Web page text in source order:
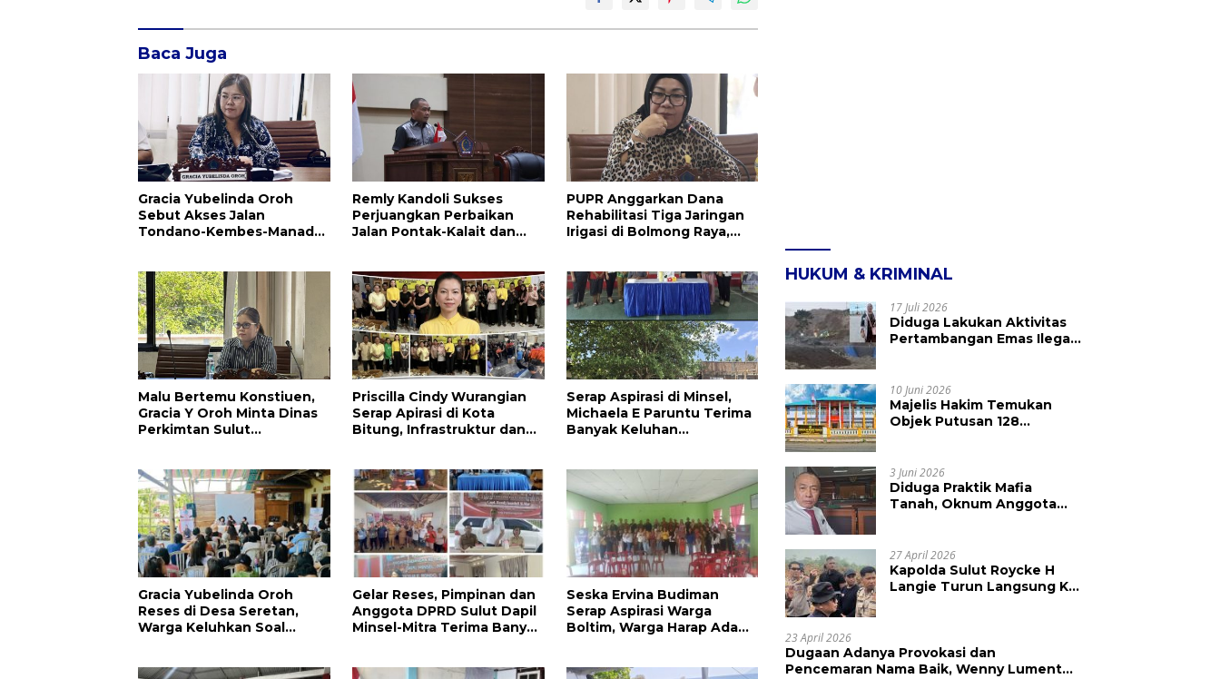
Baca Juga
Gracia Yubelinda Oroh
Sebut Akses Jalan
Tondano-Kembes-Manado
Remly Kandoli Sukses
Perjuangkan Perbaikan
Jalan Pontak-Kalait dan
PUPR Anggarkan Dana
Rehabilitasi Tiga Jaringan
Irigasi di Bolmong Raya,
Malu Bertemu Konstiuen,
Gracia Y Oroh Minta Dinas
Perkimtan Sulut
Priscilla Cindy Wurangian
Serap Apirasi di Kota
Bitung, Infrastruktur dan
Warga
Serap Aspirasi di Minsel,
Michaela E Paruntu Terima
Banyak Keluhan
Gracia Yubelinda Oroh
Reses di Desa Seretan,
Warga Keluhkan Soal
Gelar Reses, Pimpinan dan
Anggota DPRD Sulut Dapil
Minsel-Mitra Terima Banyak
Seska Ervina Budiman
Serap Aspirasi Warga
Boltim, Warga Harap Ada
HUKUM & KRIMINAL
17 Juli 2026
Diduga Lakukan Aktivitas
Pertambangan Emas Ilegal
Tangkap Vinni Sondakh
10 Juni 2026
Majelis Hakim Temukan
Objek Putusan 128
Atas Putusan PN Tondano
3 Juni 2026
Diduga Praktik Mafia
Tanah, Oknum Anggota
27 April 2026
Kapolda Sulut Roycke H
Langie Turun Langsung Ke
23 April 2026
Dugaan Adanya Provokasi dan
Pencemaran Nama Baik, Wenny Lumentut